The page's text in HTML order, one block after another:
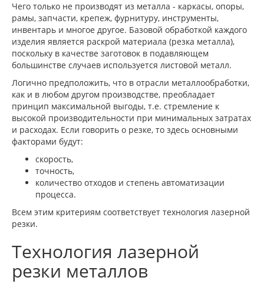
Чего только не производят из металла - каркасы, опоры,
рамы, запчасти, крепеж, фурнитуру, инструменты,
инвентарь и многое другое. Базовой обработкой каждого
изделия является раскрой материала (резка металла),
поскольку в качестве заготовок в подавляющем
большинстве случаев используется листовой металл.
Логично предположить, что в отрасли металлообработки,
как и в любом другом производстве, преобладает
принцип максимальной выгоды, т.е. стремление к
высокой производительности при минимальных затратах
и расходах. Если говорить о резке, то здесь основными
факторами будут:
скорость,
точность,
количество отходов и степень автоматизации
процесса.
Всем этим критериям соответствует технология лазерной
резки.
Технология лазерной
резки металлов